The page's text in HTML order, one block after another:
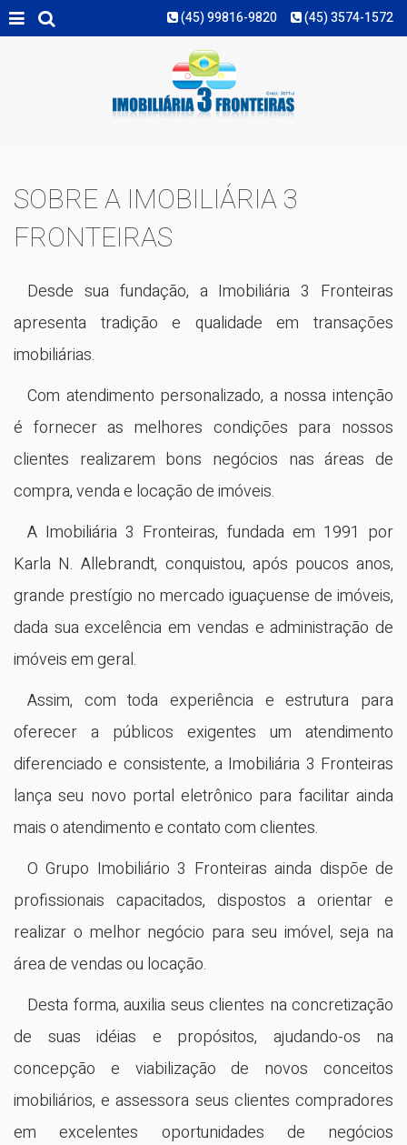
(45) 3574-1572
(45) 99816-9820
MAIS FILTROS
SOBRE A IMOBILIÁRIA 3
FRONTEIRAS
Desde sua fundação, a Imobiliária 3 Fronteiras
apresenta tradição e qualidade em transações
imobiliárias.
Com atendimento personalizado, a nossa intenção
é fornecer as melhores condições para nossos
clientes realizarem bons negócios nas áreas de
compra, venda e locação de imóveis.
A Imobiliária 3 Fronteiras, fundada em 1991 por
Karla N. Allebrandt, conquistou, após poucos anos,
grande prestígio no mercado iguaçuense de imóveis,
dada sua excelência em vendas e administração de
imóveis em geral.
Assim, com toda experiência e estrutura para
oferecer a públicos exigentes um atendimento
diferenciado e consistente, a Imobiliária 3 Fronteiras
lança seu novo portal eletrônico para facilitar ainda
mais o atendimento e contato com clientes.
O Grupo Imobiliário 3 Fronteiras ainda dispõe de
profissionais capacitados, dispostos a orientar e
realizar o melhor negócio para seu imóvel, seja na
área de vendas ou locação.
Desta forma, auxilia seus clientes na concretização
de suas idéias e propósitos, ajudando-os na
concepção e viabilização de novos conceitos
imobiliários, e assessora seus clientes compradores
em excelentes oportunidades de negócios